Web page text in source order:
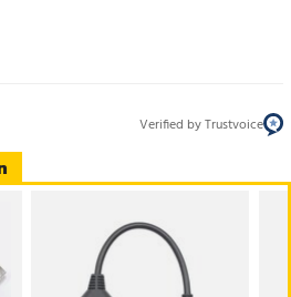
flexibelt material
Plug & Play, stabil signalöverföring
Verified by Trustvoice